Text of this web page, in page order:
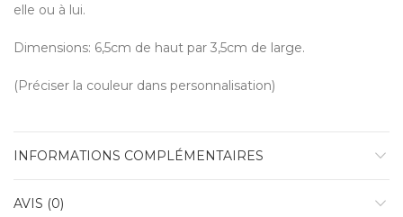
elle ou à lui.
Dimensions: 6,5cm de haut par 3,5cm de large.
(Préciser la couleur dans personnalisation)
INFORMATIONS COMPLÉMENTAIRES
AVIS (0)